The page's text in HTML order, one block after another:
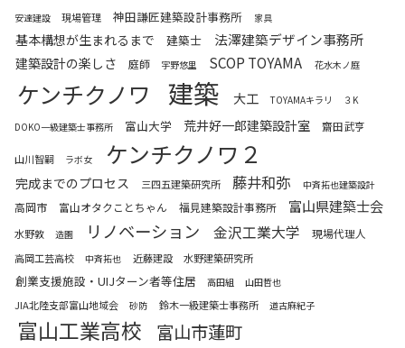
安達建設 現場管理 神田謙匠建築設計事務所 家具
基本構想が生まれるまで 建築士 法澤建築デザイン事務所
建築設計の楽しさ 庭師 宇野悠里 SCOP TOYAMA 花水木ノ庭
ケンチクノワ 建築 大工 TOYAMAキラリ
３K
DOKO一級建築士事務所
富山大学 荒井好一郎建築設計室 齋田武亨
山川智嗣 ラボ女 ケンチクノワ２
完成までのプロセス 三四五建築研究所 藤井和弥 中斉拓也建築設計
高岡市 富山オタクことちゃん 福見建築設計事務所 富山県建築士会
水野敦 造園 リノベーション 金沢工業大学 現場代理人
高岡工芸高校 中斉拓也 近藤建設 水野建築研究所
創業支援施設・UIJターン者等住居 高田組 山田哲也
JIA北陸支部富山地域会 砂防 鈴木一級建築士事務所 道古麻紀子
富山工業高校 富山市蓮町